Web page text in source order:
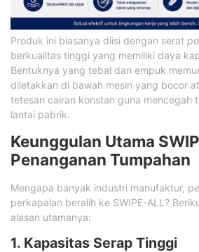
Produk ini biasanya diisi dengan serat
berkualitas tinggi yang memiliki daya
Bentuknya yang tebal dan empuk
diletakkan di bawah mesin yang bocor
tetesan cairan konstan guna mencegah
lantai pabrik.
Keunggulan Utama
Penanganan Tumpahan
Mengapa banyak industri manufaktur,
perkapalan beralih ke SWIPE-ALL?
alasan utamanya:
1. Kapasitas Serap Tinggi